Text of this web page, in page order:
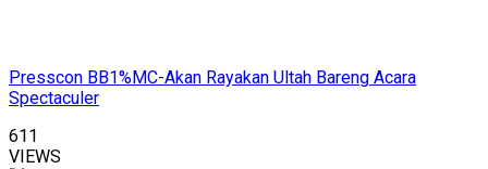
Presscon BB1%MC-Akan Rayakan Ultah Bareng Acara
Spectaculer
611
VIEWS